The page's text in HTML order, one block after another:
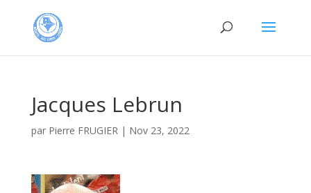
Jacques Lebrun
par Pierre FRUGIER| Nov 23, 2022